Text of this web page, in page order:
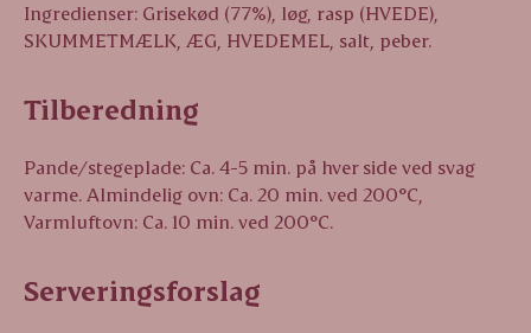
Ingredienser: Grisekød (77%), løg, rasp (HVEDE),
SKUMMETMÆLK, ÆG, HVEDEMEL, salt, peber.
Tilberedning
Pande/stegeplade: Ca. 4-5 min. på hver side ved svag
varme. Almindelig ovn: Ca. 20 min. ved 200°C,
Varmluftovn: Ca. 10 min. ved 200°C.
Serveringsforslag